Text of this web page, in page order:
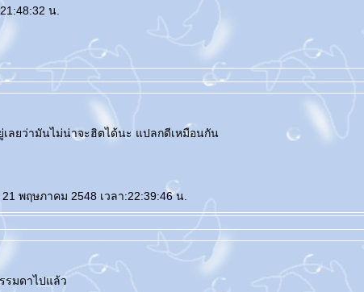
น.
เลยว่ามันไม่น่าจะฮิตได้นะ แปลกดีเหมือนกัน
พฤษภาคม 2548 เวลา:22:39:46 น.
รมดาไปแล้ว